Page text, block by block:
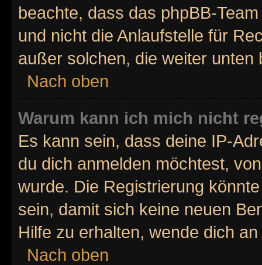
beachte, dass das phpBB-
und nicht die Anlaufstelle für
außer solchen, die weiter unten
Nach oben
Warum kann ich mich nicht
Es kann sein, dass deine IP-
du dich anmelden möchtest,
wurde. Die Registrierung
sein, damit sich keine neuen
Hilfe zu erhalten, wende dich
Nach oben